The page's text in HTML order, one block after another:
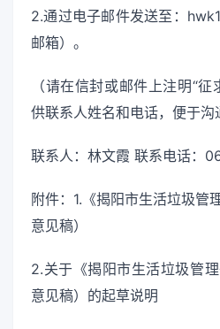
2.通过电子邮件发送至：
邮箱）。
（请在信封或邮件上注明“
供联系人姓名和电话，便于沟
联系人：林文霞 联系电话：
附件：1.《揭阳市生活垃圾管
意见稿）
2.关于《揭阳市生活垃圾管
意见稿）的起草说明